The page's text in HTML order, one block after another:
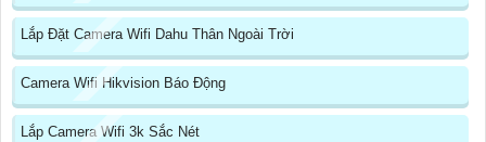
Lắp Đặt Camera Wifi Dahu Thân Ngoài Trời
Camera Wifi Hikvision Báo Động
Lắp Camera Wifi 3k Sắc Nét